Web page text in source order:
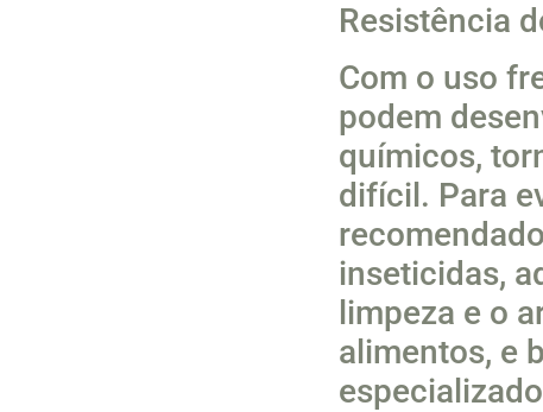
Resistência
Com o uso
podem
químicos,
difícil. Para
inseticidas,
limpeza e o
alimentos, e